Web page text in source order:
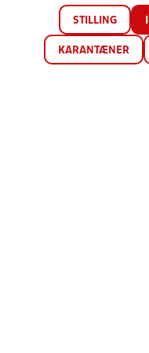
STILLING
KARANTÆNER